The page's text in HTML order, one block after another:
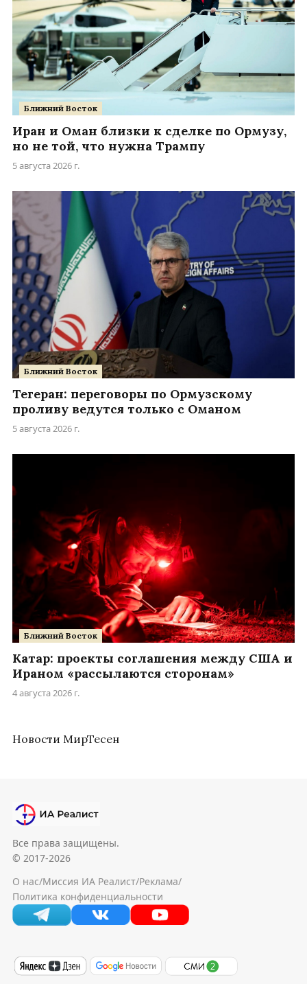
Ближний Восток
Иран и Оман близки к сделке по Ормузу,
но не той, что нужна Трампу
5 августа 2026 г.
Ближний Восток
Тегеран: переговоры по Ормузскому
проливу ведутся только с Оманом
5 августа 2026 г.
Ближний Восток
Катар: проекты соглашения между США и
Ираном «рассылаются сторонам»
4 августа 2026 г.
Новости МирТесен
Все права защищены.
© 2017-2026
О нас/Миссия ИА Реалист/Реклама/
Политика конфиденциальности